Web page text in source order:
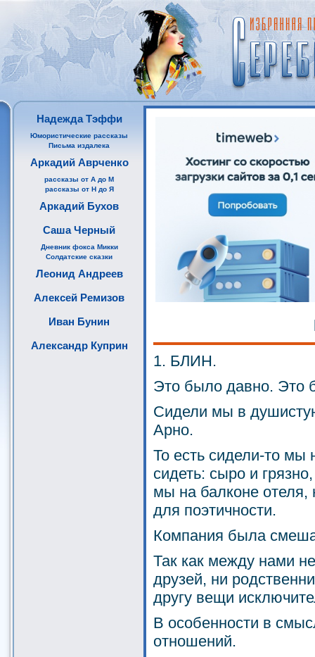
Надежда Тэффи
Юмористические рассказы
Письма издалека
Аркадий Аврченко
рассказы от А до М
рассказы от Н до Я
Аркадий Бухов
Саша Черный
Дневник фокса Микки
Солдатские сказки
Леонид Андреев
Алексей Ремизов
Иван Бунин
Александр Куприн
1. БЛИН.
Это было давно. Это
Сидели мы в
Арно.
То есть сидели-то мы
сидеть: сыро и
мы на балконе отеля,
для поэтичности.
Компания была
Так как между нами
друзей, ни
другу вещи
В особенности в
отношений.